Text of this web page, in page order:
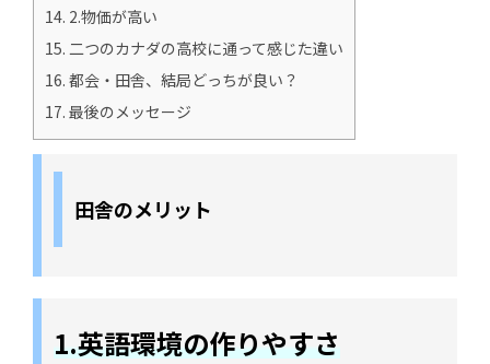
14. 2.物価が高い
15. 二つのカナダの高校に通って感じた違い
16. 都会・田舎、結局どっちが良い？
17. 最後のメッセージ
田舎のメリット
1.英語環境の作りやすさ